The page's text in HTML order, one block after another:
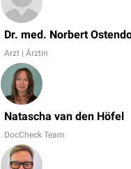
Dr. med. Norbert
Arzt | Ärztin
Natascha van den Höfel
DocCheck Team